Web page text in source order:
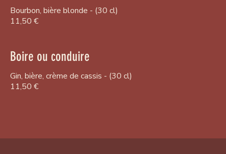
Bourbon, bière blonde - (30 cl)
11,50 €
Boire ou conduire
Gin, bière, crème de cassis - (30 cl)
11,50 €